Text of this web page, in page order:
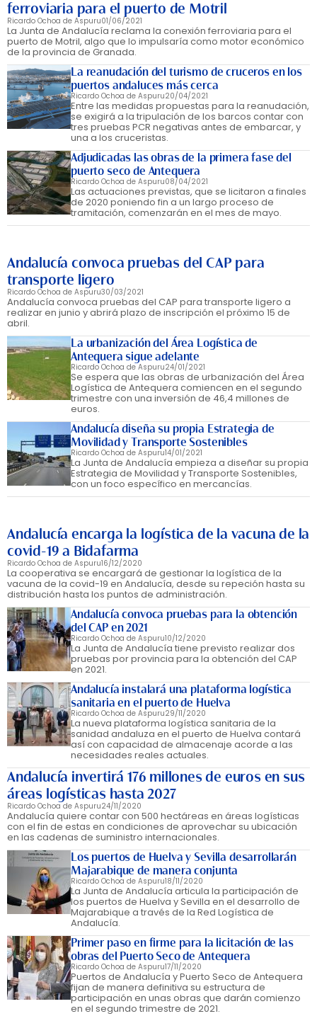
ferroviaria para el puerto de Motril
Ricardo Ochoa de Aspuru01/06/2021
La Junta de Andalucía reclama la conexión ferroviaria para el
puerto de Motril, algo que lo impulsaría como motor económico
de la provincia de Granada.
La reanudación del turismo de cruceros en los
puertos andaluces más cerca
Ricardo Ochoa de Aspuru20/04/2021
Entre las medidas propuestas para la reanudación,
se exigirá a la tripulación de los barcos contar con
tres pruebas PCR negativas antes de embarcar, y
una a los cruceristas.
Adjudicadas las obras de la primera fase del
puerto seco de Antequera
Ricardo Ochoa de Aspuru08/04/2021
Las actuaciones previstas, que se licitaron a finales
de 2020 poniendo fin a un largo proceso de
tramitación, comenzarán en el mes de mayo.
Andalucía convoca pruebas del CAP para
transporte ligero
Ricardo Ochoa de Aspuru30/03/2021
Andalucía convoca pruebas del CAP para transporte ligero a
realizar en junio y abrirá plazo de inscripción el próximo 15 de
abril.
La urbanización del Área Logística de
Antequera sigue adelante
Ricardo Ochoa de Aspuru24/01/2021
Se espera que las obras de urbanización del Área
Logística de Antequera comiencen en el segundo
trimestre con una inversión de 46,4 millones de
euros.
Andalucía diseña su propia Estrategia de
Movilidad y Transporte Sostenibles
Ricardo Ochoa de Aspuru14/01/2021
La Junta de Andalucía empieza a diseñar su propia
Estrategia de Movilidad y Transporte Sostenibles,
con un foco específico en mercancías.
Andalucía encarga la logística de la vacuna de la
covid-19 a Bidafarma
Ricardo Ochoa de Aspuru16/12/2020
La cooperativa se encargará de gestionar la logística de la
vacuna de la covid-19 en Andalucía, desde su repeción hasta su
distribución hasta los puntos de administración.
Andalucía convoca pruebas para la obtención
del CAP en 2021
Ricardo Ochoa de Aspuru10/12/2020
La Junta de Andalucía tiene previsto realizar dos
pruebas por provincia para la obtención del CAP
en 2021.
Andalucía instalará una plataforma logística
sanitaria en el puerto de Huelva
Ricardo Ochoa de Aspuru29/11/2020
La nueva plataforma logística sanitaria de la
sanidad andaluza en el puerto de Huelva contará
así con capacidad de almacenaje acorde a las
necesidades reales actuales.
Andalucía invertirá 176 millones de euros en sus
áreas logísticas hasta 2027
Ricardo Ochoa de Aspuru24/11/2020
Andalucía quiere contar con 500 hectáreas en áreas logísticas
con el fin de estas en condiciones de aprovechar su ubicación
en las cadenas de suministro internacionales.
Los puertos de Huelva y Sevilla desarrollarán
Majarabique de manera conjunta
Ricardo Ochoa de Aspuru18/11/2020
La Junta de Andalucía articula la participación de
los puertos de Huelva y Sevilla en el desarrollo de
Majarabique a través de la Red Logística de
Andalucía.
Primer paso en firme para la licitación de las
obras del Puerto Seco de Antequera
Ricardo Ochoa de Aspuru17/11/2020
Puertos de Andalucía y Puerto Seco de Antequera
fijan de manera definitiva su estructura de
participación en unas obras que darán comienzo
en el segundo trimestre de 2021.